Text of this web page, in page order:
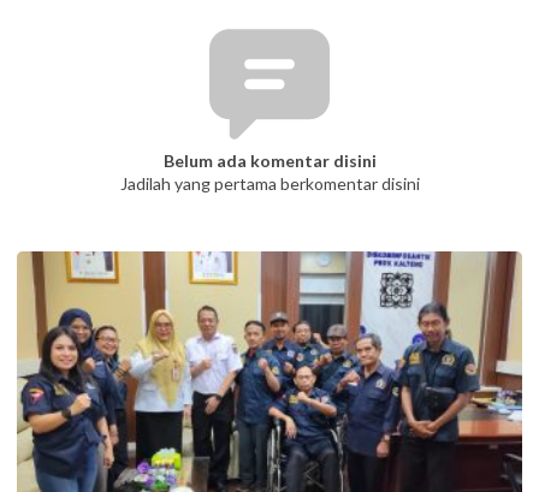
Belum ada komentar disini
Jadilah yang pertama berkomentar disini